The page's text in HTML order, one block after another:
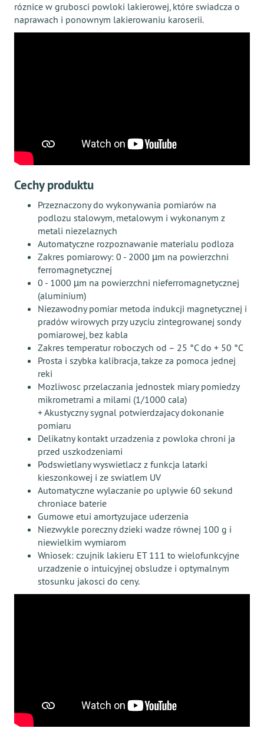
róznice w grubosci powloki lakierowej, które swiadcza o
naprawach i ponownym lakierowaniu karoserii.
Cechy produktu
Przeznaczony do wykonywania pomiarów na
podlozu stalowym, metalowym i wykonanym z
metali niezelaznych
Automatyczne rozpoznawanie materialu podloza
Zakres pomiarowy: 0 - 2000 µm na powierzchni
ferromagnetycznej
0 - 1000 µm na powierzchni nieferromagnetycznej
(aluminium)
Niezawodny pomiar metoda indukcji magnetycznej i
pradów wirowych przy uzyciu zintegrowanej sondy
pomiarowej, bez kabla
Zakres temperatur roboczych od – 25 °С do + 50 °С
Prosta i szybka kalibracja, takze za pomoca jednej
reki
Mozliwosc przelaczania jednostek miary pomiedzy
mikrometrami a milami (1/1000 cala)
+ Akustyczny sygnal potwierdzajacy dokonanie
pomiaru
Delikatny kontakt urzadzenia z powloka chroni ja
przed uszkodzeniami
Podswietlany wyswietlacz z funkcja latarki
kieszonkowej i ze swiatlem UV
Automatyczne wylaczanie po uplywie 60 sekund
chroniace baterie
Gumowe etui amortyzujace uderzenia
Niezwykle poreczny dzieki wadze równej 100 g i
niewielkim wymiarom
Wniosek: czujnik lakieru ET 111 to wielofunkcyjne
urzadzenie o intuicyjnej obsludze i optymalnym
stosunku jakosci do ceny.